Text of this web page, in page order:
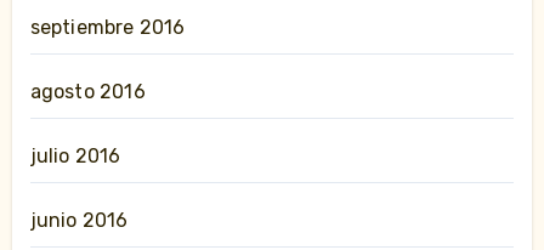
septiembre 2016
agosto 2016
julio 2016
junio 2016